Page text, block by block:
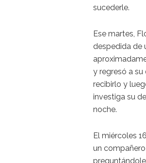
sucederle.
Ese martes,
despedida de
y regresó a
recibirlo y
investiga su
noche.
El miércoles
un